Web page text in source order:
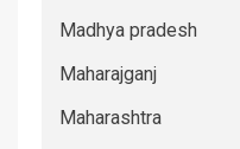
Madhya pradesh
Maharajganj
Maharashtra